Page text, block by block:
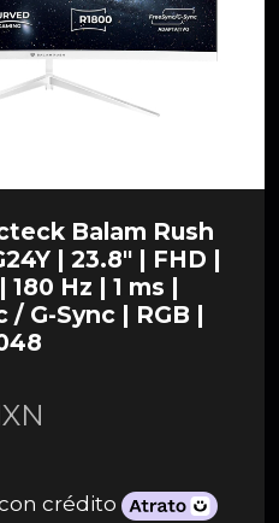
Balam Rush
| 23.8" | FHD |
Hz | 1 ms |
G-Sync | RGB |
crédito